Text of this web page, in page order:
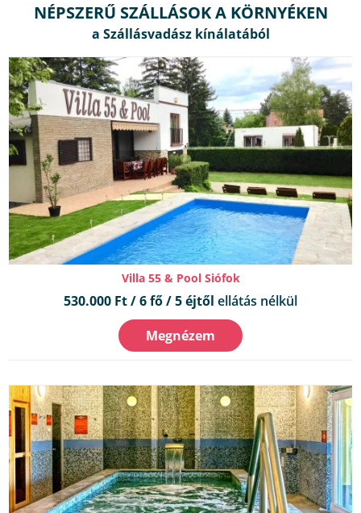
NÉPSZERŰ SZÁLLÁSOK A KÖRNYÉKEN
Villa 55 & Pool Siófok
530.000 Ft / 6 fő / 5 éjtől ellátás nélkül
Megnézem